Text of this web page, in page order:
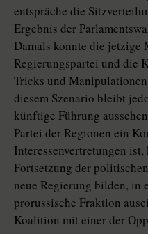
entspräche die
Ergebnis der
Damals konnte die jetzige
Regierungspartei und die
Tricks und
diesem Szenario bleibt
künftige Führung
Partei der Regionen ein
Interessenvertretungen
Fortsetzung der
neue Regierung bilden, in
prorussische Fraktion
Koalition mit einer der